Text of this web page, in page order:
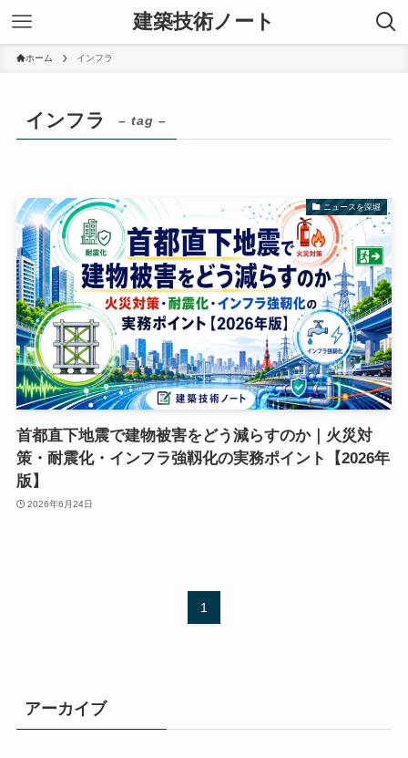
建築技術ノート
ホーム インフラ
インフラ – tag –
ニュースを深堀
首都直下地震で建物被害をどう減らすのか｜火災対
策・耐震化・インフラ強靱化の実務ポイント【2026年
版】
2026年6月24日
1
アーカイブ